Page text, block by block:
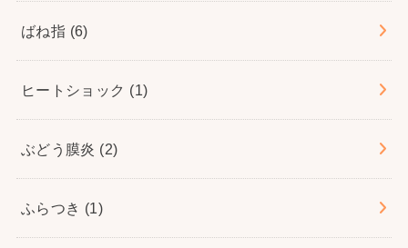
ばね指 (6)
ヒートショック (1)
ぶどう膜炎 (2)
ふらつき (1)